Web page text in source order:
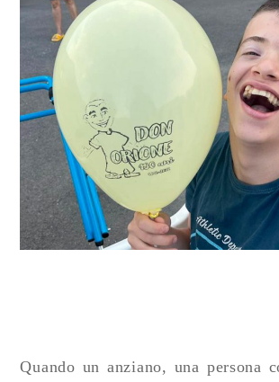
Quando un anziano, una persona